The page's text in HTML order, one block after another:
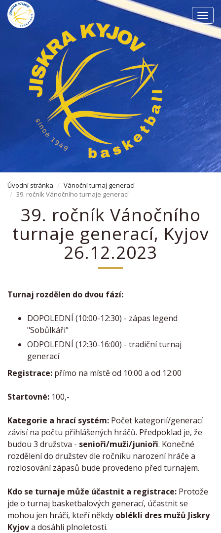
Úvodní stránka
Vánoční turnaj generací
39. ročník Vánočního turnaje generací
39. ročník Vánočního
turnaje generací, Kyjov
26.12.2023
Turnaj rozdělen do dvou fází:
DOPOLEDNÍ (10:00-12:30) - zápas legend
"Sobůlkáři"
ODPOLEDNÍ (12:30-16:00) - tradiční turnaj
generací
Registrace: přímo na místě od 10:00 a od 12:00
Startovné: 100,-
Kategorie a hrací systém: Počet kategorií/generací
závisí na počtu přihlášených hráčů. Předpoklad je, že
budou 3 družstva - senioři/muži/junioři. Konečné
rozdělení do družstev dle ročníku narození hráče a
rozlosování zápasů bude provedeno před turnajem.
Kdo se turnaje může účastnit a registrace: Protože
jde o turnaj basketbalových generací, účastnit se
mohou jen hráči, kteří někdy oblékli dres mužů Jiskry
Kyjova dosáhli plnoletosti.